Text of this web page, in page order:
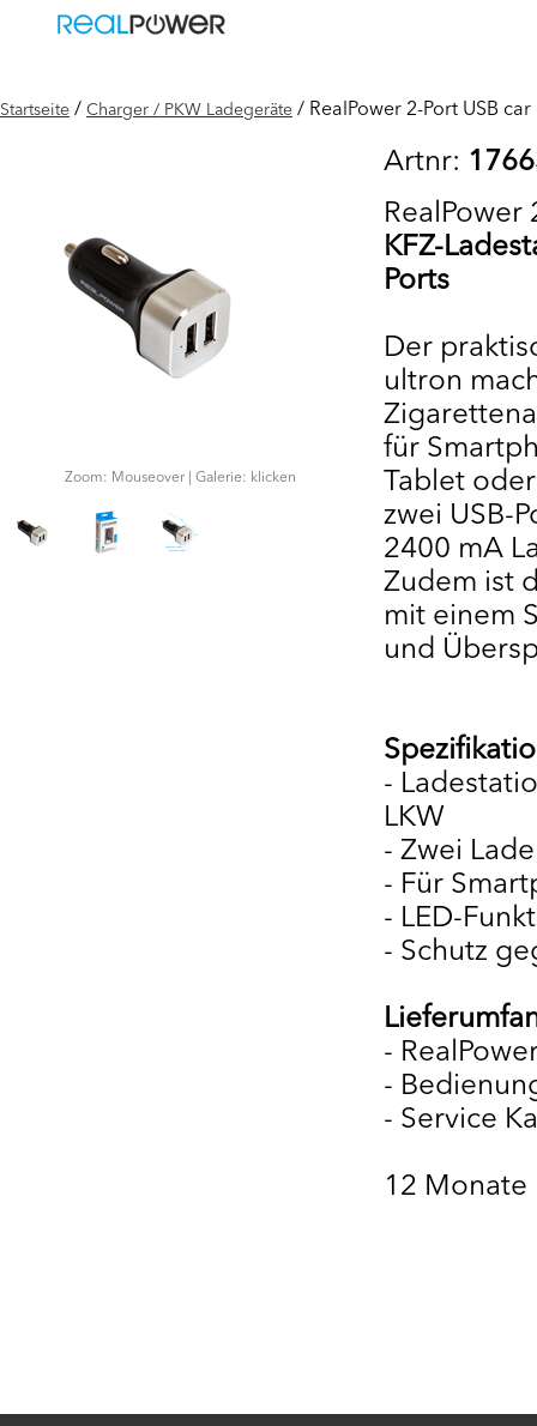
Startseite / Charger / PKW Ladegeräte / RealPower 2-Port USB
Zoom: Mouseover | Galerie: klicken
Artnr:
RealPower
KFZ-
Ports
Der
ultron
für
Tablet
zwei USB-
2400 mA
Zudem ist
mit einem
und
-
LKW
- Zwei
- Für
- LED-
- Schutz
-
-
- Service
12